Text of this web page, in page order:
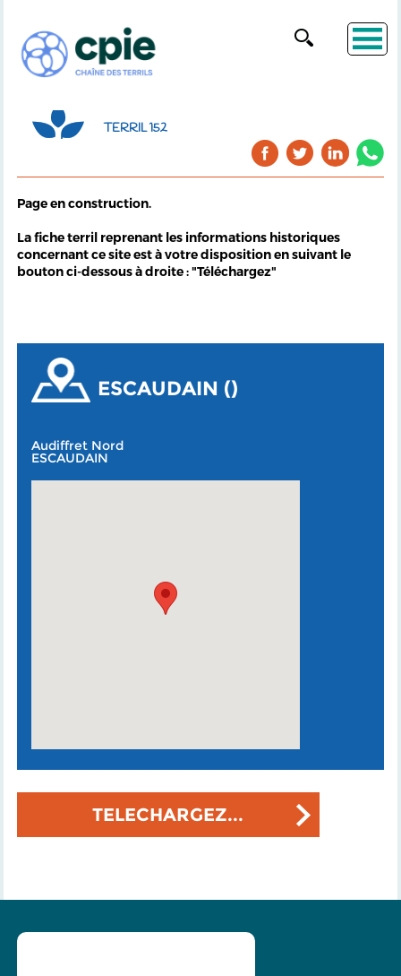
TERRIL 152
Page en construction.
La fiche terril reprenant les informations historiques
concernant ce site est à votre disposition en suivant le
bouton ci-dessous à droite : "Téléchargez"
ESCAUDAIN ()
Audiffret Nord
ESCAUDAIN
TELECHARGEZ...